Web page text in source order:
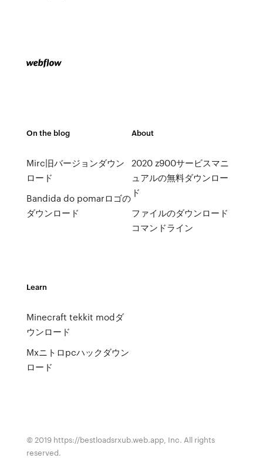
On the blog
Mirc旧バージョンダウン
ロード
Bandida do pomarロゴの
ダウンロード
About
2020 z900サービスマニ
ュアルの無料ダウンロー
ド
ファイルのダウンロード
コマンドライン
Learn
Minecraft tekkit modダ
ウンロード
Mxニトロpcハックダウン
ロード
© 2019 https://bestloadsrxub.web.app, Inc. All rights
reserved.